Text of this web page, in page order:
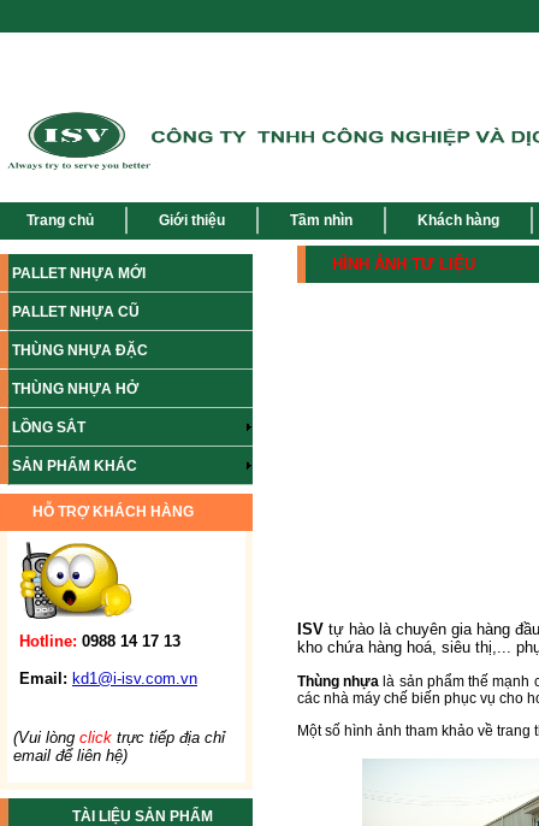
Trang chủ Giới thiệu Tầm nhìn Khách hàng
PALLET NHỰA MỚI
PALLET NHỰA CŨ
THÙNG NHỰA ĐẶC
THÙNG NHỰA HỞ
LỒNG SẮT
SẢN PHẨM KHÁC
HỖ TRỢ KHÁCH HÀNG
Hotline: 0988 14 17 13
Email: kd1@i-isv.com.vn
(Vui lòng click trực tiếp địa chỉ
email để liên hệ)
TÀI LIỆU SẢN PHẨM
HÌNH ẢNH TƯ LIỆU
ISV tự hào là chuyên gia hàng
kho chứa hàng hoá, siêu thị,...
Thùng nhựa là sản phẩm thế mạnh
các nhà máy chế biến phục vụ cho
Một số hình ảnh tham khảo về